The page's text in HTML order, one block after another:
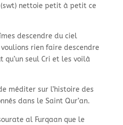
(swt) nettoie petit à petit ce
descendre du ciel
rien faire descendre
qu’un seul Cri et les voilà
méditer sur l’histoire des
dans le Saint Qur’an.
al Furqaan que le